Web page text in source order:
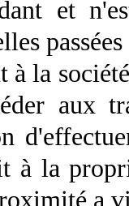
et
à la
aux
à la
a